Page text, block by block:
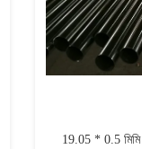
19.05 * 0.5 মিমি